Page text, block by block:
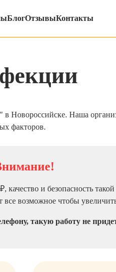
БлогОтзывыКонтакты
Наша
факторов.
и безопасность
возможное чтобы
такую работу не